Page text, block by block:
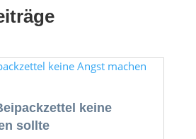
keine
sollte